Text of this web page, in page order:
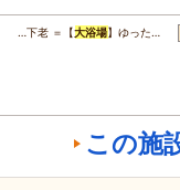
…下老 ＝【大浴場】ゆった…
この施